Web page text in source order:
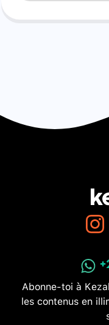
Abonne-toi à
les contenus en